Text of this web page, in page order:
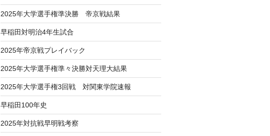
2025年大学選手権準決勝 帝京戦結果
早稲田対明治4年生試合
2025年帝京戦プレイバック
2025年大学選手権準々決勝対天理大結果
2025年大学選手権3回戦 対関東学院速報
早稲田100年史
2025年対抗戦早明戦考察